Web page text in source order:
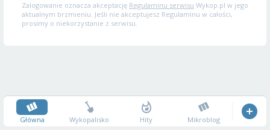
Zalogowanie oznacza akceptację Regulaminu serwisu Wykop.pl w jego
aktualnym brzmieniu. Jeśli nie akceptujesz Regulaminu w całości,
prosimy o niekorzystanie z serwisu.
Główna Wykopalisko Hity Mikroblog